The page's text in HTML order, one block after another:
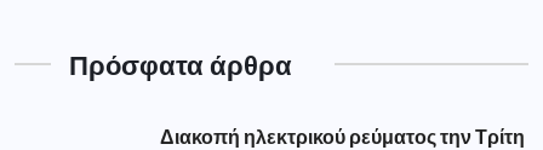
Πρόσφατα άρθρα
Διακοπή ηλεκτρικού ρεύματος την Τρίτη